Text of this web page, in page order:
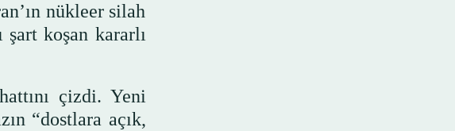
nükleer silah
şart koşan kararlı
çizdi. Yeni
“dostlara açık,